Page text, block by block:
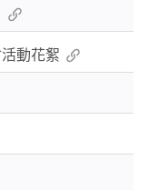
動花絮